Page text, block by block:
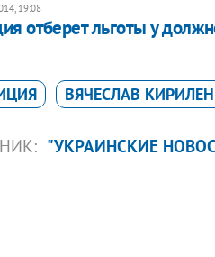
19:08
отберет льготы у
ВЯЧЕСЛАВ
"УКРАИНСКИЕ